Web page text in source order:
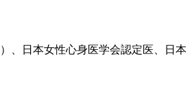
、日本女性心身医学会認定医、日本